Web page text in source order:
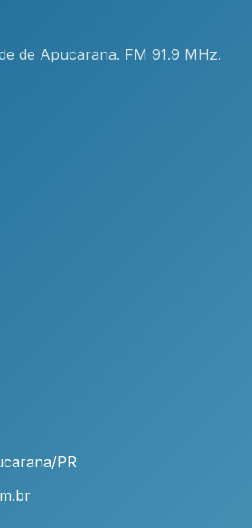
de Apucarana. FM 91.9 MHz.
PR